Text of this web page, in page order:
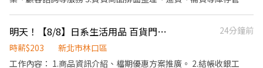
明天！【8/8】日系生活用品 百貨門市工讀生📌林口三井
24分鐘前
時薪$203
新北市林口區
工作內容： 1.商品資訊介紹、檔期優惠方案推廣。 2.結帳收銀工